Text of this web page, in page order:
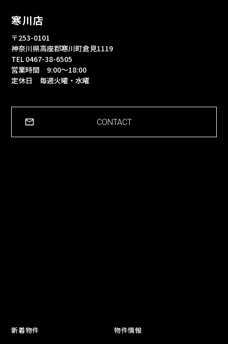
寒川店
〒253-0101
神奈川県高座郡寒川町倉見1119
TEL 0467-38-6505
営業時間 9:00～18:00
定休日 毎週火曜・水曜
CONTACT
新着物件
物件情報